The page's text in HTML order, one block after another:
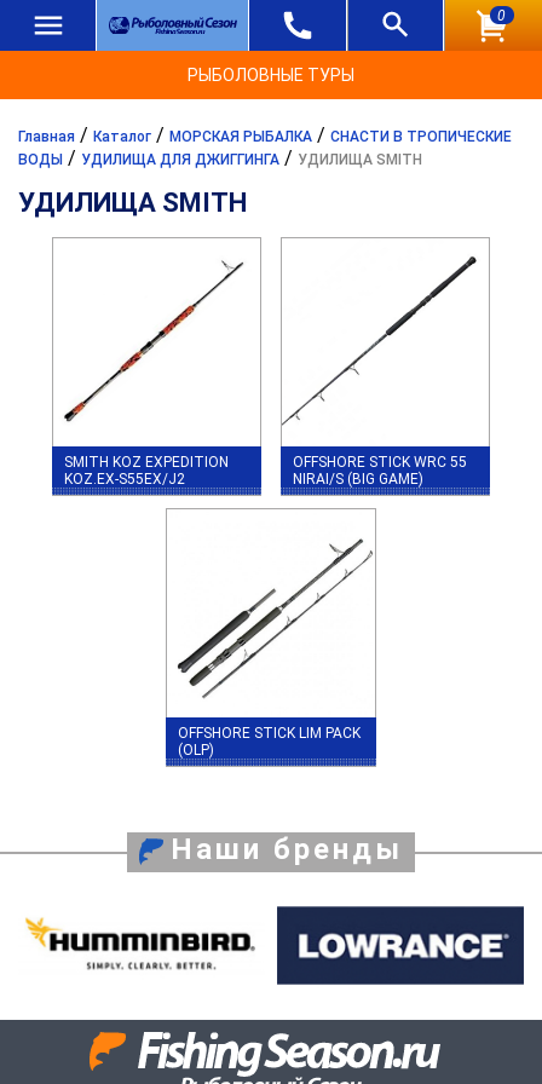
0
РЫБОЛОВНЫЕ ТУРЫ
Главная / Каталог / МОРСКАЯ РЫБАЛКА / СНАСТИ В ТРОПИЧЕСКИЕ
ВОДЫ / УДИЛИЩА ДЛЯ ДЖИГГИНГА / УДИЛИЩА SMITH
УДИЛИЩА SMITH
SMITH KOZ EXPEDITION
KOZ.EX-S55EX/J2
OFFSHORE STICK WRC 55
NIRAI/S (BIG GAME)
OFFSHORE STICK LIM PACK
(OLP)
Наши бренды